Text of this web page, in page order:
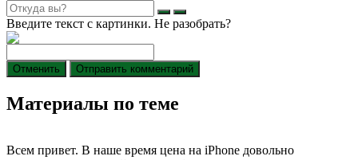
Введите текст с картинки. Не разобрать?
Отменить Отправить комментарий
Материалы по теме
Всем привет. В наше время цена на iPhone довольно